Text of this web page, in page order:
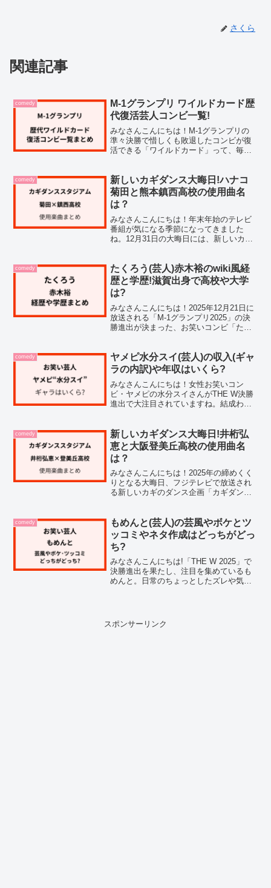
さくら
関連記事
comedy
M-1グランプリ ワイルドカード歴
代復活芸人コンビ一覧!
みなさんこんにちは！M-1グランプリの
準々決勝で惜しくも敗退したコンビが復
活できる「ワイルドカード」って、毎年
キしながら見守っています。調べてみた
ところ、ワイルドカード...
comedy
新しいカギダンス大晦日!ハナコ
菊田と熊本鎮西高校の使用曲名
は？
みなさんこんにちは！年末年始のテレビ
番組が気になる季節になってきました
ね。12月31日の大晦日には、新しいカギ
ています。今回は、ハナコの菊田さんと
熊本鎮西高校がタッグを...
comedy
たくろう(芸人)赤木裕のwiki風経
歴と学歴!滋賀出身で高校や大学
は?
みなさんこんにちは！2025年12月21日に
放送される「M-1グランプリ2025」の決
勝進出が決まった、お笑いコンビ「たく
に立つということで、どんな方なのか気
になってい...
comedy
ヤメピ水分スイ(芸人)の収入(ギャ
ラの内訳)や年収はいくら?
みなさんこんにちは！女性お笑いコン
ビ・ヤメピの水分スイさんがTHE W決勝
進出で大注目されていますね。結成わず
らい稼いでいるのか、年収や収入が気に
なった方も多いのでは...
comedy
新しいカギダンス大晦日!井桁弘
恵と大阪登美丘高校の使用曲名
は？
みなさんこんにちは！2025年の締めくく
りとなる大晦日、フジテレビで放送され
る新しいカギのダンス企画「カギダンス
登美丘高等学校がタッグを組むチームに
注目し、『カギダンス...
comedy
もめんと(芸人)の芸風やボケとツ
ッコミやネタ作成はどっちがどっ
ち?
みなさんこんにちは!「THE W 2025」で
決勝進出を果たし、注目を集めているも
めんと。日常のちょっとしたズレや気づ
ていたので、芸...
スポンサーリンク